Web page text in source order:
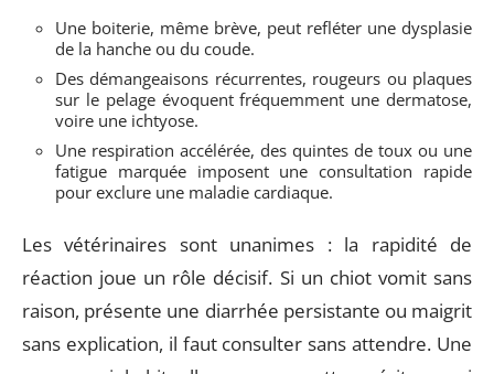
Une boiterie, même brève, peut refléter une dysplasie
de la hanche ou du coude.
Des démangeaisons récurrentes, rougeurs ou plaques
sur le pelage évoquent fréquemment une dermatose,
voire une ichtyose.
Une respiration accélérée, des quintes de toux ou une
fatigue marquée imposent une consultation rapide
pour exclure une maladie cardiaque.
Les vétérinaires sont unanimes : la rapidité de
réaction joue un rôle décisif. Si un chiot vomit sans
raison, présente une diarrhée persistante ou maigrit
sans explication, il faut consulter sans attendre. Une